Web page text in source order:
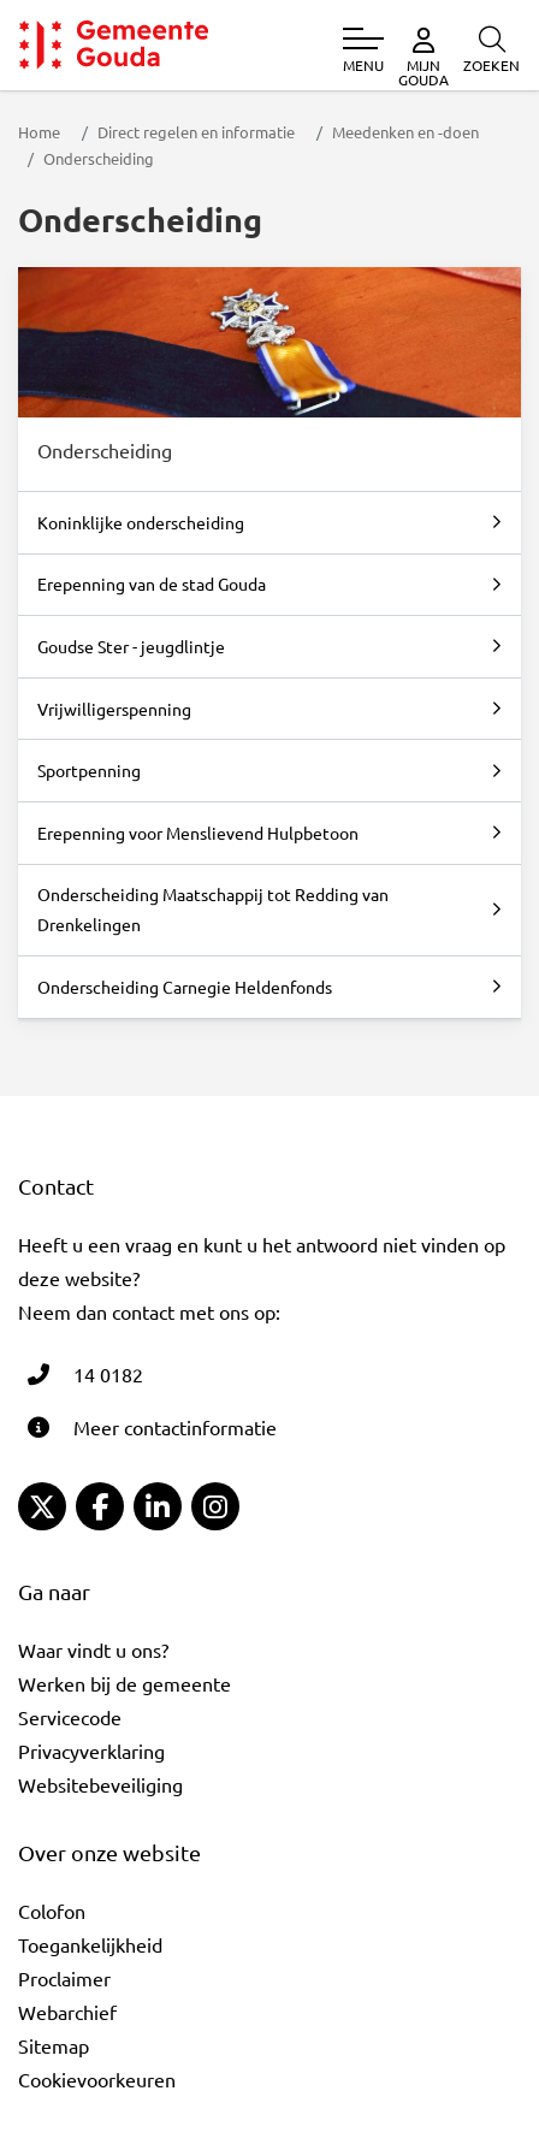
Gemeente Gouda
MENU MIJN
GOUDA
ZOEKEN
Home Direct regelen en informatie
Meedenken en -doen
Onderscheiding
Onderscheiding
Onderscheiding
Koninklijke onderscheiding
Erepenning van de stad Gouda
Goudse Ster - jeugdlintje
Vrijwilligerspenning
Sportpenning
Erepenning voor Menslievend Hulpbetoon
Onderscheiding Maatschappij tot Redding van
Drenkelingen
Onderscheiding Carnegie Heldenfonds
Contact
Heeft u een vraag en kunt u het antwoord niet vinden op
deze website?
Neem dan contact met ons op:
14 0182
Meer contactinformatie
Gemeente Gouda Twitter
Gemeente Gouda Facebook
Gemeente Gouda LinkedIn
Ga naar
Waar vindt u ons?
Werken bij de gemeente
Servicecode
Privacyverklaring
Websitebeveiliging
Over onze website
Colofon
Toegankelijkheid
Proclaimer
Webarchief
Sitemap
Cookievoorkeuren